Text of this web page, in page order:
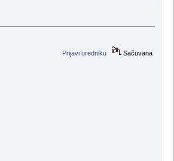
Prijavi uredniku Sačuvana